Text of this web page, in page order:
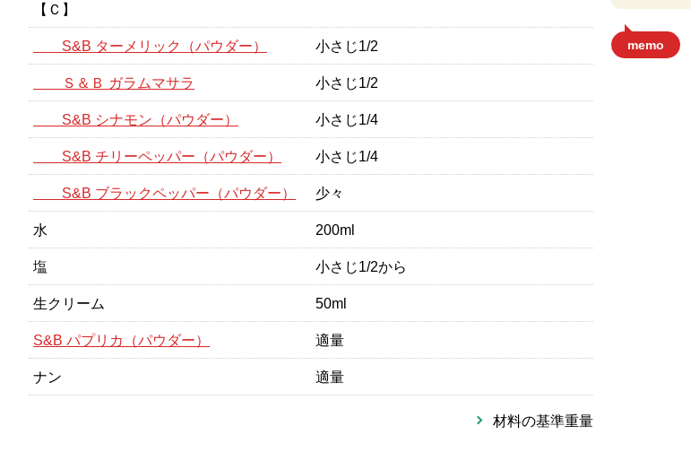
【Ｃ】
S&B ターメリック（パウダー） 小さじ1/2
Ｓ＆Ｂ ガラムマサラ 小さじ1/2
S&B シナモン（パウダー） 小さじ1/4
S&B チリーペッパー（パウダー） 小さじ1/4
S&B ブラックペッパー（パウダー） 少々
水 200ml
塩 小さじ1/2から
生クリーム 50ml
S&B パプリカ（パウダー） 適量
ナン 適量
材料の基準重量
memo